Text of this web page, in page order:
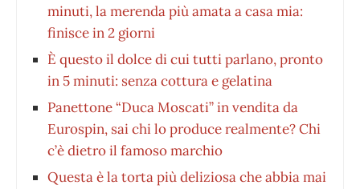
minuti, la merenda più amata a casa mia:
finisce in 2 giorni
È questo il dolce di cui tutti parlano, pronto
in 5 minuti: senza cottura e gelatina
Panettone “Duca Moscati” in vendita da
Eurospin, sai chi lo produce realmente? Chi
c’è dietro il famoso marchio
Questa è la torta più deliziosa che abbia mai